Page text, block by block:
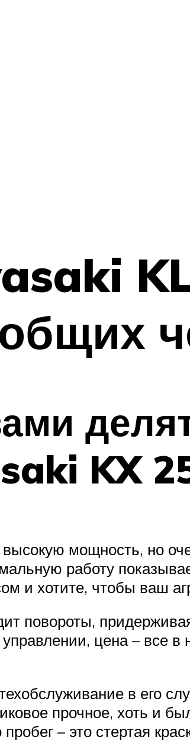
KX
мощность, но
работу
и хотите, чтобы ваш
повороты,
цена – все
в его
прочное, хоть и
– это стертая